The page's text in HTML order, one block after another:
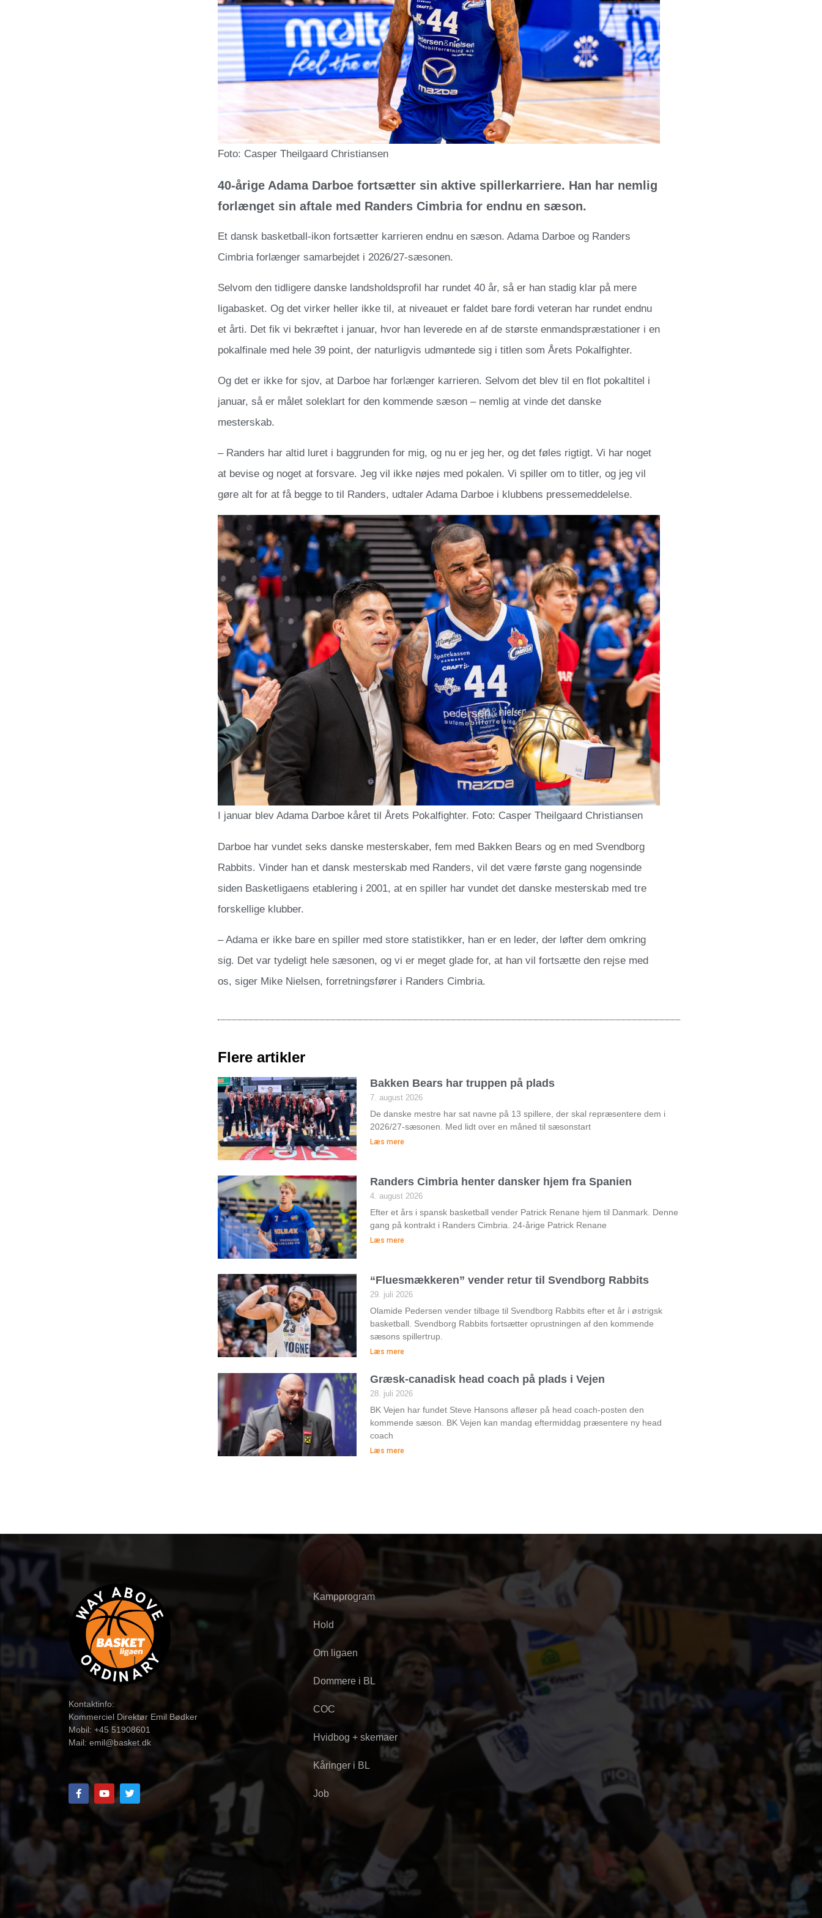
Foto: Casper Theilgaard Christiansen
40-årige Adama Darboe fortsætter sin aktive spillerkarriere. Han har nemlig
forlænget sin aftale med Randers Cimbria for endnu en sæson.
Et dansk basketball-ikon fortsætter karrieren endnu en sæson. Adama Darboe og Randers
Cimbria forlænger samarbejdet i 2026/27-sæsonen.
Selvom den tidligere danske landsholdsprofil har rundet 40 år, så er han stadig klar på mere
ligabasket. Og det virker heller ikke til, at niveauet er faldet bare fordi veteran har rundet endnu
et årti. Det fik vi bekræftet i januar, hvor han leverede en af de største enmandspræstationer i en
pokalfinale med hele 39 point, der naturligvis udmøntede sig i titlen som Årets Pokalfighter.
Og det er ikke for sjov, at Darboe har forlænger karrieren. Selvom det blev til en flot pokaltitel i
januar, så er målet soleklart for den kommende sæson – nemlig at vinde det danske
mesterskab.
– Randers har altid luret i baggrunden for mig, og nu er jeg her, og det føles rigtigt. Vi har noget
at bevise og noget at forsvare. Jeg vil ikke nøjes med pokalen. Vi spiller om to titler, og jeg vil
gøre alt for at få begge to til Randers, udtaler Adama Darboe i klubbens pressemeddelelse.
I januar blev Adama Darboe kåret til Årets Pokalfighter. Foto: Casper Theilgaard Christiansen
Darboe har vundet seks danske mesterskaber, fem med Bakken Bears og en med Svendborg
Rabbits. Vinder han et dansk mesterskab med Randers, vil det være første gang nogensinde
siden Basketligaens etablering i 2001, at en spiller har vundet det danske mesterskab med tre
forskellige klubber.
– Adama er ikke bare en spiller med store statistikker, han er en leder, der løfter dem omkring
sig. Det var tydeligt hele sæsonen, og vi er meget glade for, at han vil fortsætte den rejse med
os, siger Mike Nielsen, forretningsfører i Randers Cimbria.
Flere artikler
Bakken Bears har truppen på plads
7. august 2026
De danske mestre har sat navne på 13 spillere, der skal repræsentere dem i
2026/27-sæsonen. Med lidt over en måned til sæsonstart
Læs mere
Randers Cimbria henter dansker hjem fra Spanien
4. august 2026
Efter et års i spansk basketball vender Patrick Renane hjem til Danmark. Denne
gang på kontrakt i Randers Cimbria. 24-årige Patrick Renane
Læs mere
“Fluesmækkeren” vender retur til Svendborg Rabbits
29. juli 2026
Olamide Pedersen vender tilbage til Svendborg Rabbits efter et år i østrigsk
basketball. Svendborg Rabbits fortsætter oprustningen af den kommende
sæsons spillertrup.
Læs mere
Græsk-canadisk head coach på plads i Vejen
28. juli 2026
BK Vejen har fundet Steve Hansons afløser på head coach-posten den
kommende sæson. BK Vejen kan mandag eftermiddag præsentere ny head
coach
Læs mere
Kontaktinfo:
Kommerciel Direktør Emil Bødker
Mobil: +45 51908601
Mail: emil@basket.dk
Kampprogram
Hold
Om ligaen
Dommere i BL
COC
Hvidbog + skemaer
Kåringer i BL
Job